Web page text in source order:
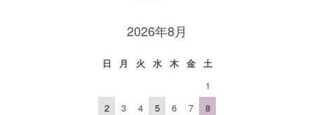
2026年8月
日 月 火 水 木 金
土
1
2
3 4 5 6 7
8